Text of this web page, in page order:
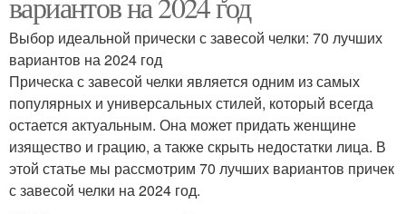
Выбор идеальной прически с завесой челки: 70 лучших
вариантов на 2024 год
Прическа с завесой челки является одним из самых
популярных и универсальных стилей, который всегда
остается актуальным. Она может придать женщине
изящество и грацию, а также скрыть недостатки лица. В
этой статье мы рассмотрим 70 лучших вариантов причек
с завесой челки на 2024 год.